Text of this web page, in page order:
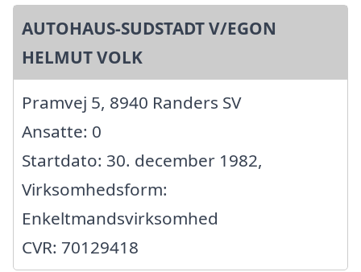
AUTOHAUS-SUDSTADT V/EGON
HELMUT VOLK
Pramvej 5, 8940 Randers SV
Ansatte: 0
Startdato: 30. december 1982,
Virksomhedsform:
Enkeltmandsvirksomhed
CVR: 70129418